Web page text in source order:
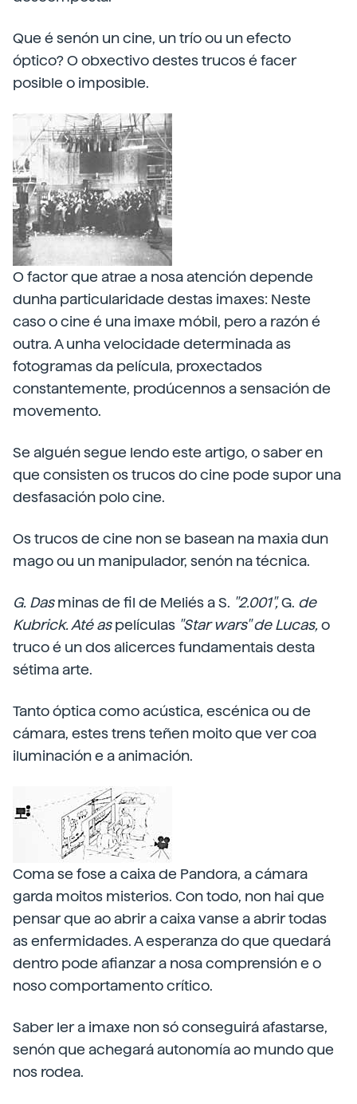
Que é senón un cine, un trío ou un efecto
óptico? O obxectivo destes trucos é facer
posible o imposible.
O factor que atrae a nosa atención depende
dunha particularidade destas imaxes: Neste
caso o cine é una imaxe móbil, pero a razón é
outra. A unha velocidade determinada as
fotogramas da película, proxectados
constantemente, prodúcennos a sensación de
movemento.
Se alguén segue lendo este artigo, o saber en
que consisten os trucos do cine pode supor una
desfasación polo cine.
Os trucos de cine non se basean na maxia dun
mago ou un manipulador, senón na técnica.
G. Dasminas de fil de Meliés a S. "2.001",G. de
Kubrick. Até aspelículas "Star wars" de Lucas,o
truco é un dos alicerces fundamentais desta
sétima arte.
Tanto óptica como acústica, escénica ou de
cámara, estes trens teñen moito que ver coa
iluminación e a animación.
Coma se fose a caixa de Pandora, a cámara
garda moitos misterios. Con todo, non hai que
pensar que ao abrir a caixa vanse a abrir todas
as enfermidades. A esperanza do que quedará
dentro pode afianzar a nosa comprensión e o
noso comportamento crítico.
Saber ler a imaxe non só conseguirá afastarse,
senón que achegará autonomía ao mundo que
nos rodea.